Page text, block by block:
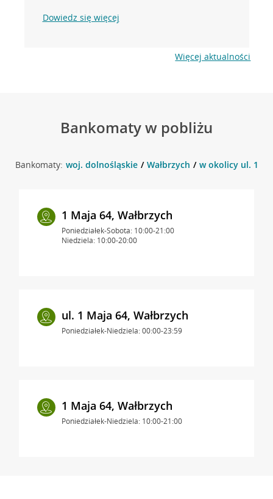
Dowiedz się więcej
Więcej aktualności
Bankomaty w pobliżu
Bankomaty: woj. dolnośląskie Wałbrzych w okolicy ul. 1
1 Maja 64, Wałbrzych
Poniedziałek-Sobota: 10:00-21:00
Niedziela: 10:00-20:00
ul. 1 Maja 64, Wałbrzych
Poniedziałek-Niedziela: 00:00-23:59
1 Maja 64, Wałbrzych
Poniedziałek-Niedziela: 10:00-21:00